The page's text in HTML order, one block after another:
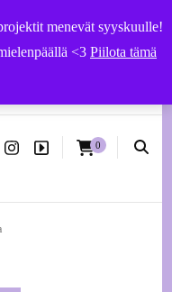
menevät syyskuulle!
<3 Piilota tämä
0